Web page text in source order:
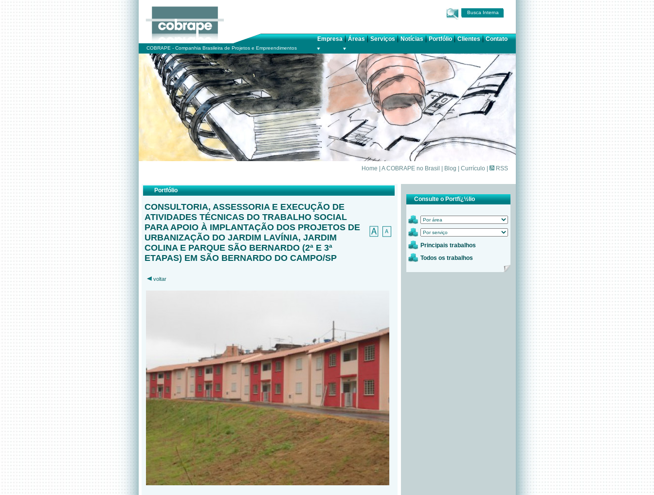
Busca Interna
Empresa|Áreas|Serviços|Notícias|Portfólio|Clientes|Contato
COBRAPE - Companhia Brasileira de Projetos e Empreendimentos
Home A COBRAPE no Brasil Blog Currículo RSS
Portfólio
CONSULTORIA, ASSESSORIA E EXECUÇÃO DE
ATIVIDADES TÉCNICAS DO TRABALHO SOCIAL
PARA APOIO À IMPLANTAÇÃO DOS PROJETOS DE
URBANIZAÇÃO DO JARDIM LAVÍNIA, JARDIM
COLINA E PARQUE SÃO BERNARDO (2ª E 3ª
ETAPAS) EM SÃO BERNARDO DO CAMPO/SP
voltar
Consulte o Portfï¿½lio
Principais trabalhos
Todos os trabalhos